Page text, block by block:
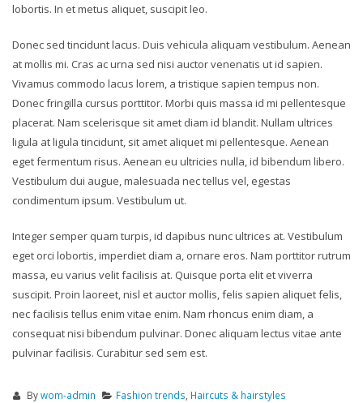
lobortis. In et metus aliquet, suscipit leo.
Donec sed tincidunt lacus. Duis vehicula aliquam vestibulum. Aenean
at mollis mi. Cras ac urna sed nisi auctor venenatis ut id sapien.
Vivamus commodo lacus lorem, a tristique sapien tempus non.
Donec fringilla cursus porttitor. Morbi quis massa id mi pellentesque
placerat. Nam scelerisque sit amet diam id blandit. Nullam ultrices
ligula at ligula tincidunt, sit amet aliquet mi pellentesque. Aenean
eget fermentum risus. Aenean eu ultricies nulla, id bibendum libero.
Vestibulum dui augue, malesuada nec tellus vel, egestas
condimentum ipsum. Vestibulum ut.
Integer semper quam turpis, id dapibus nunc ultrices at. Vestibulum
eget orci lobortis, imperdiet diam a, ornare eros. Nam porttitor rutrum
massa, eu varius velit facilisis at. Quisque porta elit et viverra
suscipit. Proin laoreet, nisl et auctor mollis, felis sapien aliquet felis,
nec facilisis tellus enim vitae enim. Nam rhoncus enim diam, a
consequat nisi bibendum pulvinar. Donec aliquam lectus vitae ante
pulvinar facilisis. Curabitur sed sem est.
Bywom-admin Fashion trends Haircuts & hairstyles